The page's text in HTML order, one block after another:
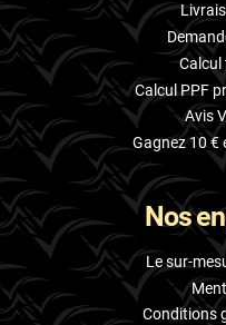
Calcul
Calcul PPF
Avis
Gagnez 10 €
Nos
Le sur-
Conditions